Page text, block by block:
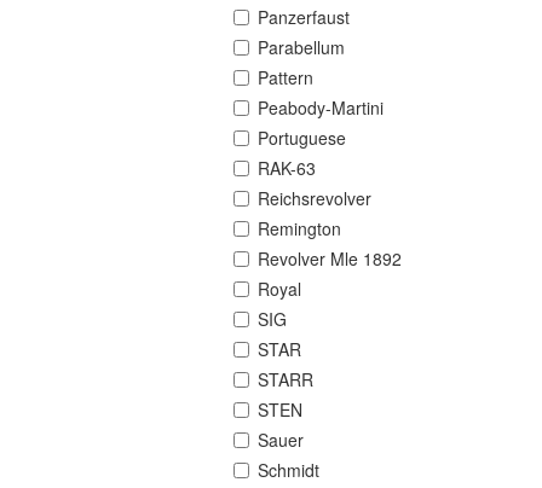
Panzerfaust
Parabellum
Pattern
Peabody-Martini
Portuguese
RAK-63
Reichsrevolver
Remington
Revolver Mle 1892
Royal
SIG
STAR
STARR
STEN
Sauer
Schmidt